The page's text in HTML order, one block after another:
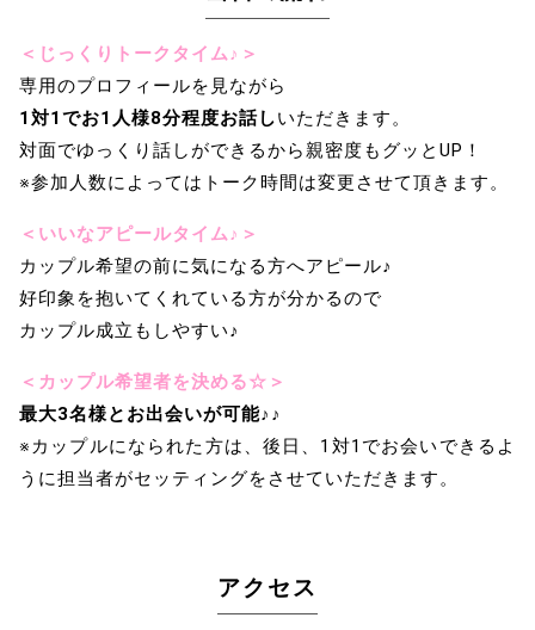
＜じっくりトークタイム♪＞
専用のプロフィールを見ながら
1対1でお1人様8分程度お話しいただきます。
対面でゆっくり話しができるから親密度もグッとUP！
※参加人数によってはトーク時間は変更させて頂きます。
＜いいなアピールタイム♪＞
カップル希望の前に気になる方へアピール♪
好印象を抱いてくれている方が分かるので
カップル成立もしやすい♪
＜カップル希望者を決める☆＞
最大3名様とお出会いが可能♪♪
※カップルになられた方は、後日、1対1でお会いできるよ
うに担当者がセッティングをさせていただきます。
アクセス